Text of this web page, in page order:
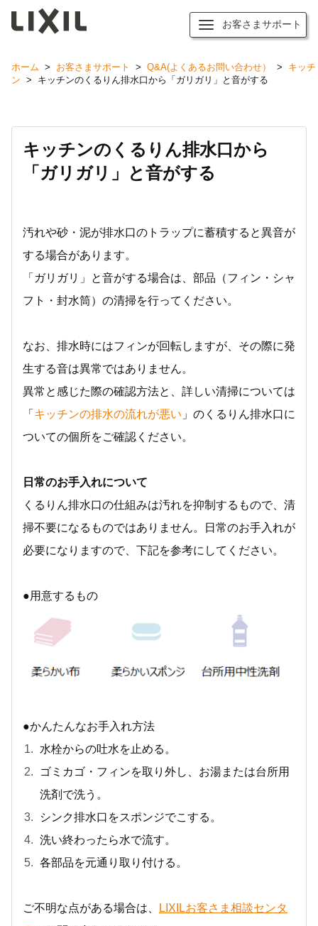
お客さまサポート
ホーム > お客さまサポート > Q&A(よくあるお問い合わせ） >
キッチ
ン > キッチンのくるりん排水口から「ガリガリ」と音がする
キッチンのくるりん排水口から
「ガリガリ」と音がする
汚れや砂・泥が排水口のトラップに蓄積すると異音が
する場合があります。
「ガリガリ」と音がする場合は、部品（フィン・シャ
フト・封水筒）の清掃を行ってください。
なお、排水時にはフィンが回転しますが、その際に発
生する音は異常ではありません。
異常と感じた際の確認方法と、詳しい清掃については
「 キッチンの排水の流れが悪い 」のくるりん排水口に
ついての個所をご確認ください。
日常のお手入れについて
くるりん排水口の仕組みは汚れを抑制するもので、清
掃不要になるものではありません。日常のお手入れが
必要になりますので、下記を参考にしてください。
●用意するもの
●かんたんなお手入れ方法
水栓からの吐水を止める。
ゴミカゴ・フィンを取り外し、お湯または台所用
洗剤で洗う。
シンク排水口をスポンジでこする。
洗い終わったら水で流す。
各部品を元通り取り付ける。
ご不明な点がある場合は、
LIXILお客さま相談センタ